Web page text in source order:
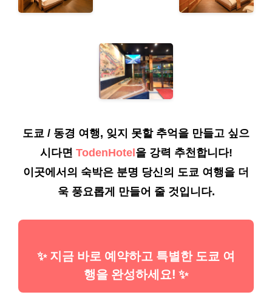
도쿄 / 동경 여행, 잊지 못할 추억을 만들고 싶으
시다면 TodenHotel을 강력 추천합니다!
이곳에서의 숙박은 분명 당신의 도쿄 여행을 더
욱 풍요롭게 만들어 줄 것입니다.
✨ 지금 바로 예약하고 특별한 도쿄 여
행을 완성하세요! ✨